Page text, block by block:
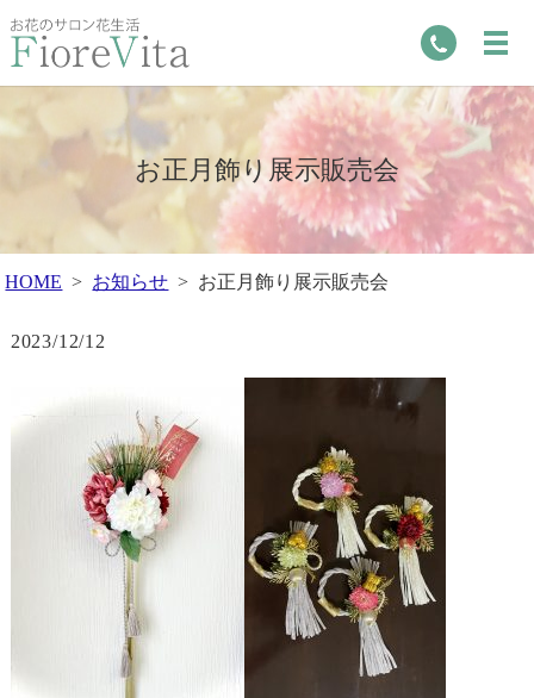
お正月飾り展示販売会
HOME お知らせ お正月飾り展示販売会
2023/12/12